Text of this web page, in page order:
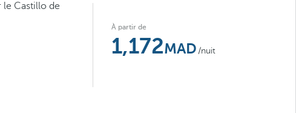
le Castillo de
À partir de
1,172 /nuit